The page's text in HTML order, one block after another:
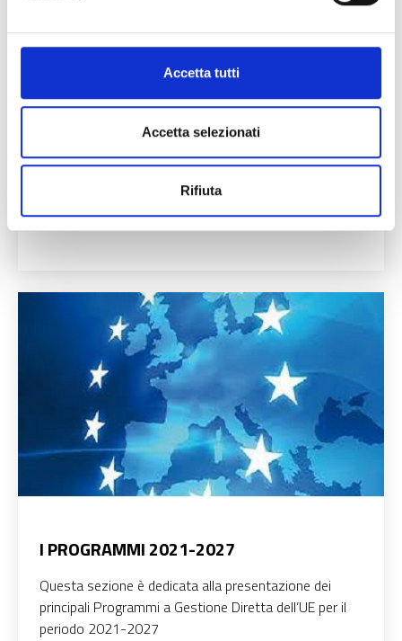
Accetta tutti
Accetta selezionati
Rifiuta
BILANCIO DELL’UE 2021-2027
Questa sezione è dedicata al bilancio dell’UE per il
periodo 2021-2027: sono forniti gli elementi principali
che lo caratterizzano.
I PROGRAMMI 2021-2027
Questa sezione è dedicata alla presentazione dei
principali Programmi a Gestione Diretta dell’UE per il
periodo 2021-2027